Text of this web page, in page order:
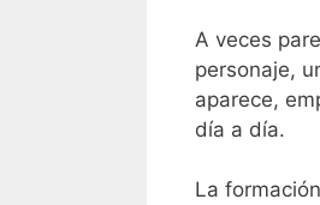
A veces
personaje,
aparece,
día a día.
La